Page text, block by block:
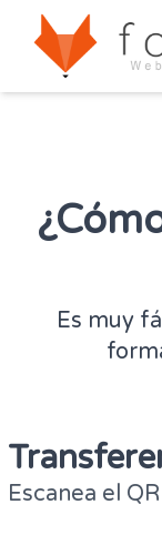
Es muy
Escanea el